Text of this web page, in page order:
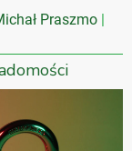
Praszmo